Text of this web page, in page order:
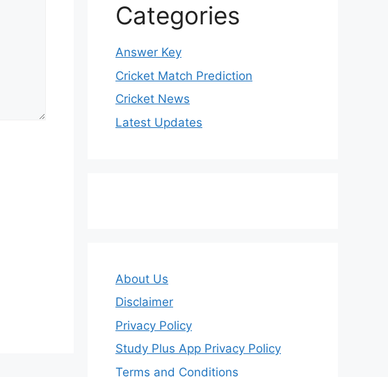
Categories
Answer Key
Cricket Match Prediction
Cricket News
Latest Updates
About Us
Disclaimer
Privacy Policy
Study Plus App Privacy Policy
Terms and Conditions